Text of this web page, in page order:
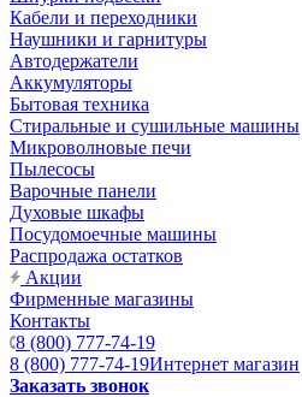
Кабели и переходники
Наушники и гарнитуры
Автодержатели
Аккумуляторы
Бытовая техника
Стиральные и сушильные машины
Микроволновые печи
Пылесосы
Варочные панели
Духовые шкафы
Посудомоечные машины
Распродажа остатков
Акции
Фирменные магазины
Контакты
8 (800) 777-74-19
8 (800) 777-74-19Интернет магазин
Заказать звонок